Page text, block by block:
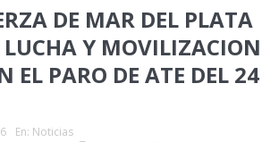
DE MAR DEL PLATA
Y MOVILIZACION
EL PARO DE ATE DEL 24
En: Noticias